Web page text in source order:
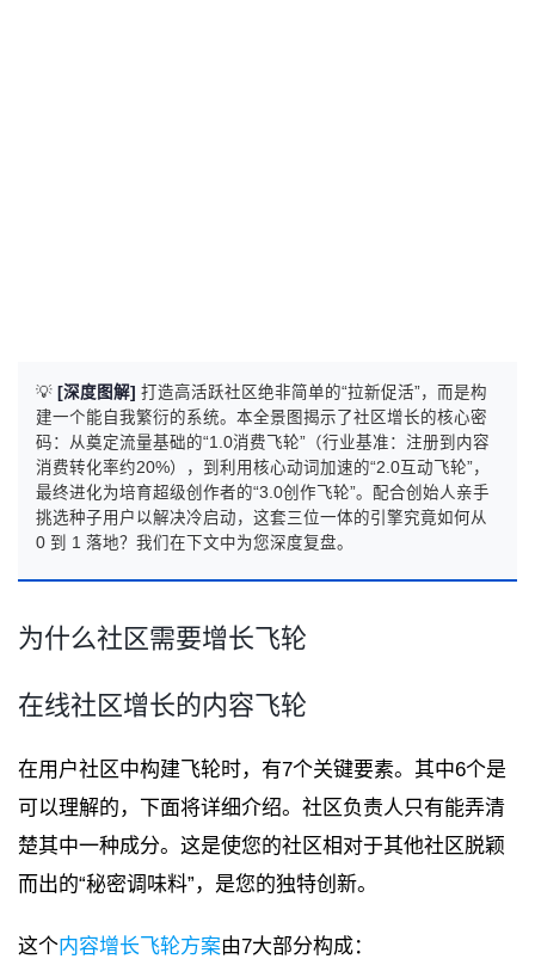
💡 [深度图解] 打造高活跃社区绝非简单的“拉新促活”，而是构
建一个能自我繁衍的系统。本全景图揭示了社区增长的核心密
码：从奠定流量基础的“1.0消费飞轮”（行业基准：注册到内容
消费转化率约20%），到利用核心动词加速的“2.0互动飞轮”，
最终进化为培育超级创作者的“3.0创作飞轮”。配合创始人亲手
挑选种子用户以解决冷启动，这套三位一体的引擎究竟如何从
0 到 1 落地？我们在下文中为您深度复盘。
为什么社区需要增长飞轮
在线社区增长的内容飞轮
在用户社区中构建飞轮时，有7个关键要素。其中6个是
可以理解的，下面将详细介绍。社区负责人只有能弄清
楚其中一种成分。这是使您的社区相对于其他社区脱颖
而出的“秘密调味料”，是您的独特创新。
这个内容增长飞轮方案由7大部分构成：